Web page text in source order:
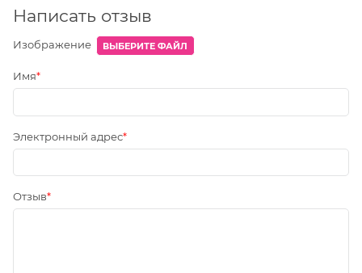
Написать отзыв
Изображение ВЫБЕРИТЕ ФАЙЛ
Имя
Электронный адрес
Отзыв